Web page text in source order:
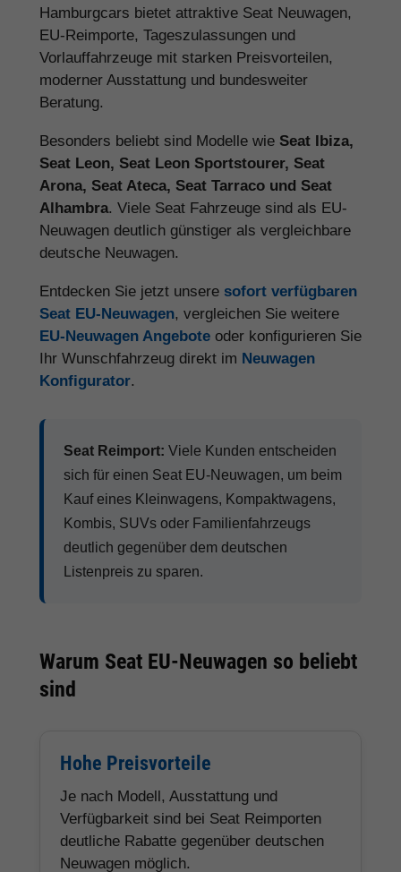
Hamburgcars bietet attraktive Seat Neuwagen,
EU-Reimporte, Tageszulassungen und
Vorlauffahrzeuge mit starken Preisvorteilen,
moderner Ausstattung und bundesweiter
Beratung.
Besonders beliebt sind Modelle wie Seat Ibiza,
Seat Leon, Seat Leon Sportstourer, Seat
Arona, Seat Ateca, Seat Tarraco und Seat
Alhambra. Viele Seat Fahrzeuge sind als EU-
Neuwagen deutlich günstiger als vergleichbare
deutsche Neuwagen.
Entdecken Sie jetzt unsere sofort verfügbaren
Seat EU-Neuwagen, vergleichen Sie weitere
EU-Neuwagen Angebote oder konfigurieren Sie
Ihr Wunschfahrzeug direkt im Neuwagen
Konfigurator.
Seat Reimport: Viele Kunden entscheiden
sich für einen Seat EU-Neuwagen, um beim
Kauf eines Kleinwagens, Kompaktwagens,
Kombis, SUVs oder Familienfahrzeugs
deutlich gegenüber dem deutschen
Listenpreis zu sparen.
Warum Seat EU-Neuwagen so beliebt
sind
Hohe Preisvorteile
Je nach Modell, Ausstattung und
Verfügbarkeit sind bei Seat Reimporten
deutliche Rabatte gegenüber deutschen
Neuwagen möglich.